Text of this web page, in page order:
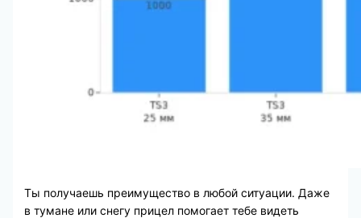
Ты получаешь преимущество в любой ситуации. Даже
в тумане или снегу прицел помогает тебе видеть